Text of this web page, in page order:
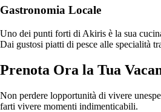
Gastronomia Locale
Uno dei punti forti di Akiris è la sua
Dai gustosi piatti di pesce alle specialità
Prenota Ora la Tua
Non perdere lopportunità di vivere
farti vivere momenti indimenticabili.